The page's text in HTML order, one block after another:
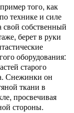
того, как
технике и силе
собственный
берет в руки
оборудования:
старого
Снежинки он
ткани в
просвечивая
стороны.